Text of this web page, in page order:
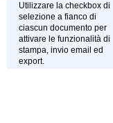
Utilizzare la checkbox di
selezione a fianco di
ciascun documento per
attivare le funzionalità di
stampa, invio email ed
export.